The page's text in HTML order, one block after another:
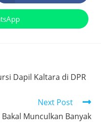
Dapil Kaltara di DPR
Next Post
Munculkan Banyak